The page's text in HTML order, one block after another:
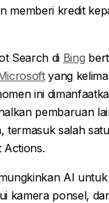
memberi kredit
Search di Bing
yang
ini
pembaruan
termasuk salah
Actions.
AI untuk
kamera ponsel,